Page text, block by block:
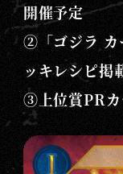
開催予定
②「ゴジラ カ
ッキレシピ掲
③上位賞PR